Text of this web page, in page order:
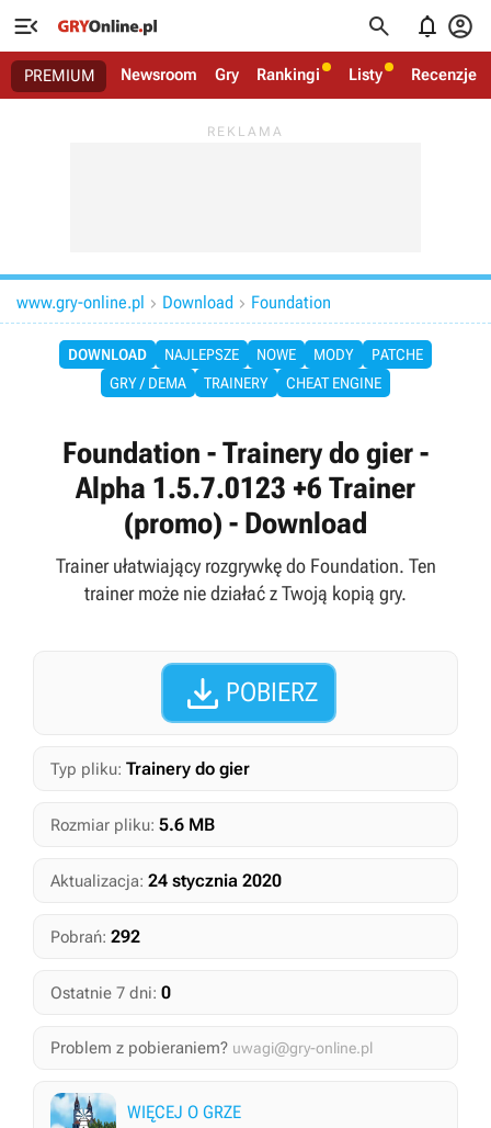
   
PREMIUM Newsroom Gry Rankingi Listy Recenzje
www.gry-online.pl  Download  Foundation
DOWNLOAD NAJLEPSZE NOWE MODY
PATCHE
GRY / DEMA
TRAINERY CHEAT ENGINE
Foundation - Trainery do gier -
Alpha 1.5.7.0123 +6 Trainer
(promo) - Download
Trainer ułatwiający rozgrywkę do Foundation. Ten
trainer może nie działać z Twoją kopią gry.
 POBIERZ
Typ pliku: Trainery do gier
Rozmiar pliku: 5.6 MB
Aktualizacja: 24 stycznia 2020
Pobrań: 292
Ostatnie 7 dni: 0
Problem z pobieraniem? uwagi@gry-online.pl
WIĘCEJ O GRZE